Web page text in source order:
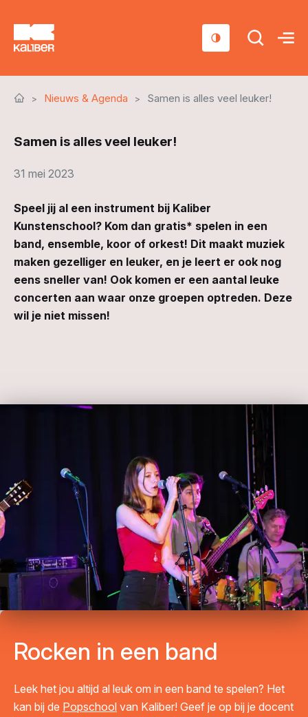
Sociaal domein
Over ons
Nieuws & Agenda
Contact
Nieuws & Agenda Samen is alles veel leuker!
Samen is alles veel leuker!
31 mei 2023
Speel jij al een instrument bij Kaliber
Kunstenschool? Kom dan gratis* spelen in een
band, ensemble, koor of orkest! Dit maakt muziek
maken gezelliger en leuker, en je leert er ook nog
eens sneller van! Ook komen er een aantal leuke
concerten aan waar onze groepen optreden. Deze
wil je niet missen!
Rocken in een band
Leek het jou altijd al leuk om in een band te spelen? Het
kan bij de Popschool van Kaliber! Geef je op bij je docent